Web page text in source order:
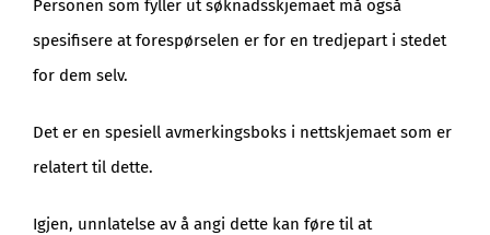
Personen som fyller ut søknadsskjemaet må også
spesifisere at forespørselen er for en tredjepart i stedet
for dem selv.
Det er en spesiell avmerkingsboks i nettskjemaet som er
relatert til dette.
Igjen, unnlatelse av å angi dette kan føre til at